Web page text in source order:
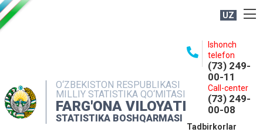
UZ
O‘ZBEKISTON RESPUBLIKASI
MILLIY STATISTIKA QO‘MITASI
FARG'ONA VILOYATI
STATISTIKA BOSHQARMASI
Ishonch
telefon
(73) 249-
00-11
Call-center
(73) 249-
00-08
Tadbirkorlar
NASHRLAR
INTERAKTIV XIZMATLAR
MATBUOT XIZMATI